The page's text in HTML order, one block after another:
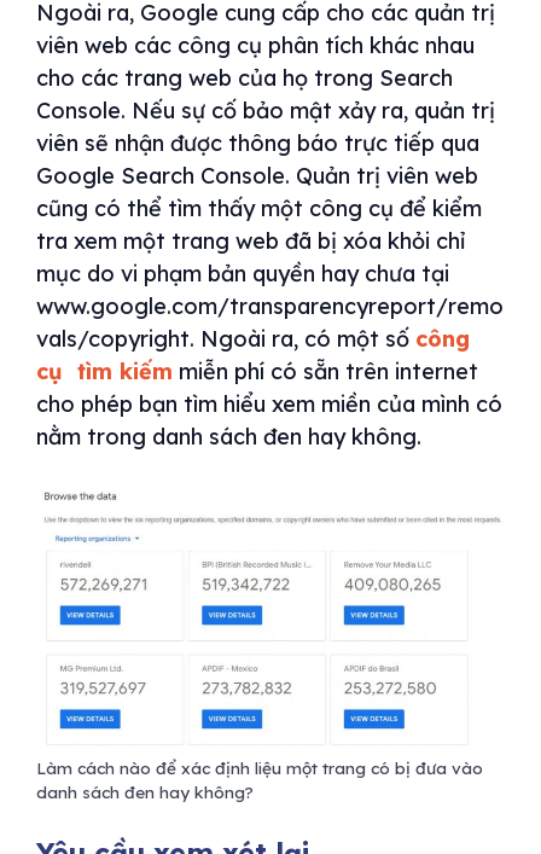
Ngoài ra, Google cung cấp cho các quản trị
viên web các công cụ phân tích khác nhau
cho các trang web của họ trong Search
Console. Nếu sự cố bảo mật xảy ra, quản trị
viên sẽ nhận được thông báo trực tiếp qua
Google Search Console. Quản trị viên web
cũng có thể tìm thấy một công cụ để kiểm
tra xem một trang web đã bị xóa khỏi chỉ
mục do vi phạm bản quyền hay chưa tại
www.google.com/transparencyreport/remo
vals/copyright. Ngoài ra, có một số công
cụ tìm kiếm miễn phí có sẵn trên internet
cho phép bạn tìm hiểu xem miền của mình có
nằm trong danh sách đen hay không.
Làm cách nào để xác định liệu một trang có bị đưa vào
danh sách đen hay không?